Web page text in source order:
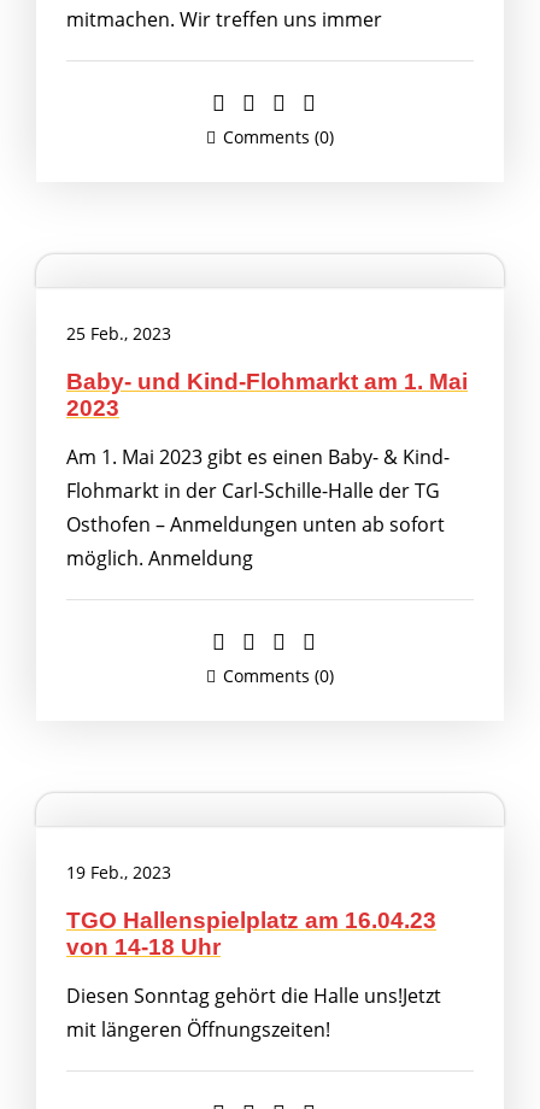
mitmachen. Wir treffen uns immer
Comments (0)
25 Feb., 2023
Baby- und Kind-Flohmarkt am 1. Mai
2023
Am 1. Mai 2023 gibt es einen Baby- & Kind-
Flohmarkt in der Carl-Schille-Halle der TG
Osthofen – Anmeldungen unten ab sofort
möglich. Anmeldung
Comments (0)
19 Feb., 2023
TGO Hallenspielplatz am 16.04.23
von 14-18 Uhr
Diesen Sonntag gehört die Halle uns!Jetzt
mit längeren Öffnungszeiten!